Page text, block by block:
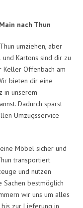
nach Thun
umziehen, aber
Kartons sind dir zu
Keller Offenbach am
bieten dir eine
in unserem
Dadurch sparst
Umzugsservice
Möbel sicher und
transportiert
und nutzen
Sachen bestmöglich
wir uns um alles
zur Lieferung in